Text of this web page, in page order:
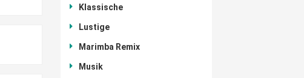
Klassische
Lustige
Marimba Remix
Musik